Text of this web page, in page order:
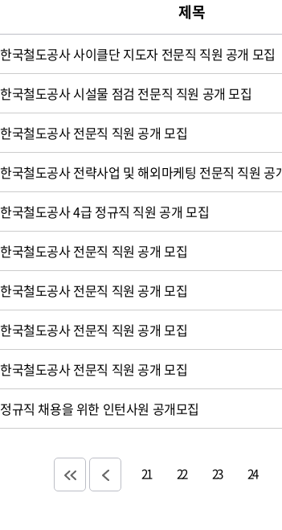
제목
한국철도공사 사이클단 지도자 전문직 직원 공개 모집
한국철도공사 시설물 점검 전문직 직원 공개 모집
한국철도공사 전문직 직원 공개 모집
한국철도공사 전략사업 및 해외마케팅 전문직 직원 공
한국철도공사 4급 정규직 직원 공개 모집
한국철도공사 전문직 직원 공개 모집
한국철도공사 전문직 직원 공개 모집
한국철도공사 전문직 직원 공개 모집
한국철도공사 전문직 직원 공개 모집
정규직 채용을 위한 인턴사원 공개모집
21 22 23 24